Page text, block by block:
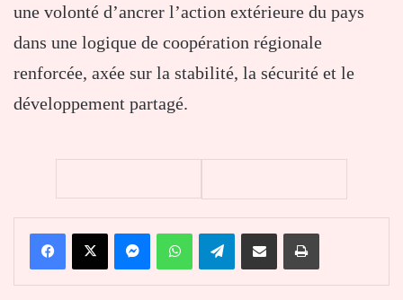
une volonté d’ancrer l’action extérieure du pays
dans une logique de coopération régionale
renforcée, axée sur la stabilité, la sécurité et le
développement partagé.
FacebookX MessengerWhatsAppTelegramPartager par email Imprimer